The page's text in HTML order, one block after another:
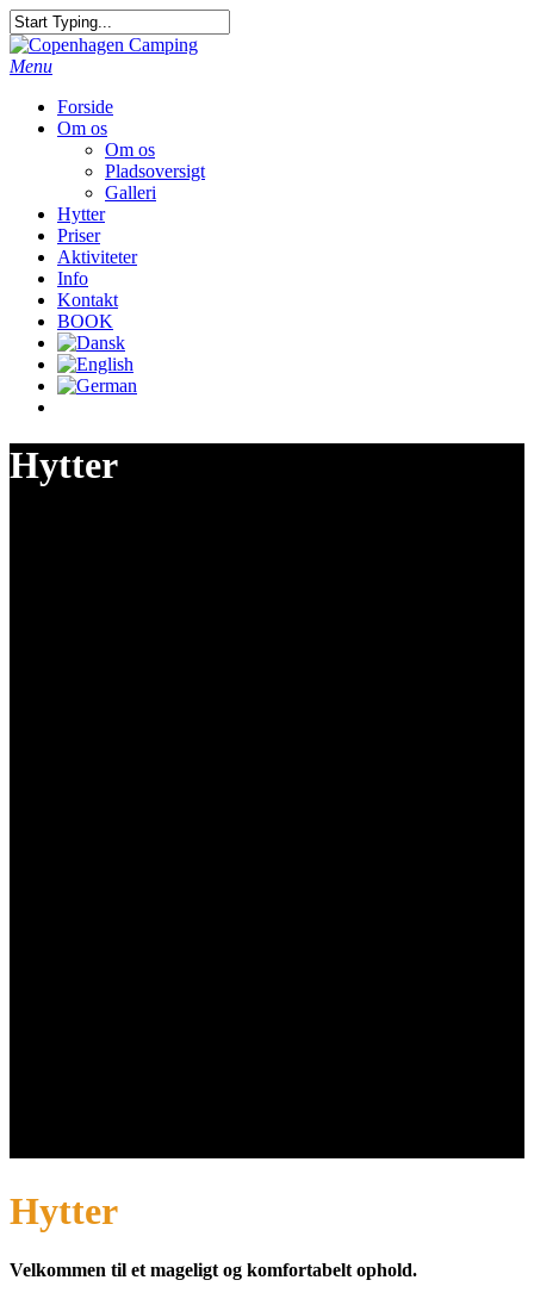
Menu
Forside
Om os
Om os
Pladsoversigt
Galleri
Hytter
Priser
Aktiviteter
Info
Kontakt
BOOK
Hytter
Hytter
Velkommen til et mageligt og komfortabelt ophold.